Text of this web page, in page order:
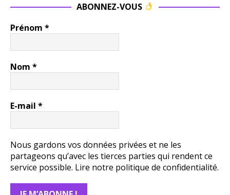
ABONNEZ-VOUS
Prénom *
Nom *
E-mail *
Nous gardons vos données privées et ne les
partageons qu’avec les tierces parties qui rendent ce
service possible. Lire notre politique de confidentialité.